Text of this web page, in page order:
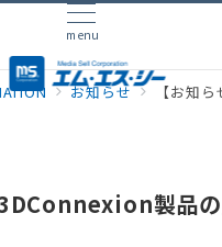
menu
お知らせ 【お知らせ】
3DConnexion製品